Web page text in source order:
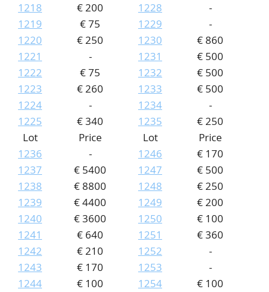
1218
€ 200
1219
€ 75
1220
€ 250
1221
-
1222
€ 75
1223
€ 260
1224
-
1225
€ 340
1228
-
1229
-
1230
€ 860
1231
€ 500
1232
€ 500
1233
€ 500
1234
-
1235
€ 250
Lot
Price
1236
-
1237
€ 5400
1238
€ 8800
1239
€ 4400
1240
€ 3600
1241
€ 640
1242
€ 210
1243
€ 170
1244
€ 100
Lot
Price
1246
€ 170
1247
€ 500
1248
€ 250
1249
€ 200
1250
€ 100
1251
€ 360
1252
-
1253
-
1254
€ 100